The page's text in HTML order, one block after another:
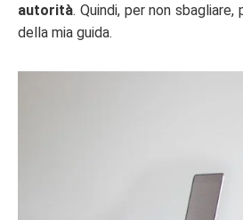
autorità. Quindi, per non
della mia guida.